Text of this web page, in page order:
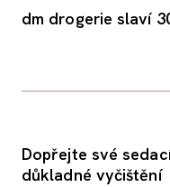
dm drogerie slaví
Dopřejte své
důkladné vyčištění